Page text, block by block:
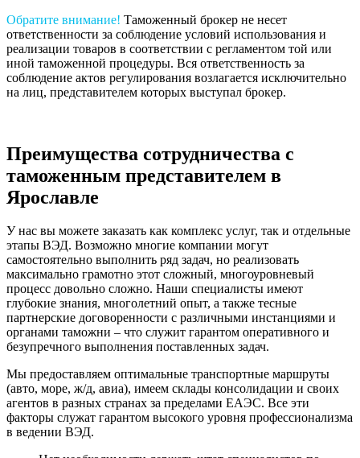
Обратите внимание! Таможенный брокер не несет
ответственности за соблюдение условий использования и
реализации товаров в соответствии с регламентом той или
иной таможенной процедуры. Вся ответственность за
соблюдение актов регулирования возлагается исключительно
на лиц, представителем которых выступал брокер.
Преимущества сотрудничества с
таможенным представителем в
Ярославле
У нас вы можете заказать как комплекс услуг, так и отдельные
этапы ВЭД. Возможно многие компании могут
самостоятельно выполнить ряд задач, но реализовать
максимально грамотно этот сложный, многоуровневый
процесс довольно сложно. Наши специалисты имеют
глубокие знания, многолетний опыт, а также тесные
партнерские договоренности с различными инстанциями и
органами таможни – что служит гарантом оперативного и
безупречного выполнения поставленных задач.
Мы предоставляем оптимальные транспортные маршруты
(авто, море, ж/д, авиа), имеем склады консолидации и своих
агентов в разных странах за пределами ЕАЭС. Все эти
факторы служат гарантом высокого уровня профессионализма
в ведении ВЭД.